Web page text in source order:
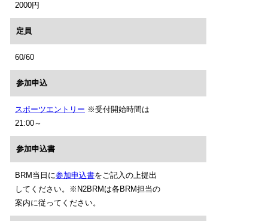
2000円
定員
60/60
参加申込
スポーツエントリー ※受付開始時間は
21:00～
参加申込書
BRM当日に参加申込書をご記入の上提出
してください。※N2BRMは各BRM担当の
案内に従ってください。